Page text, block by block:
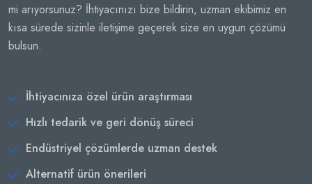
mi arıyorsunuz? İhtiyacınızı bize bildirin, uzman ekibimiz en
kısa sürede sizinle iletişime geçerek size en uygun çözümü
bulsun.
İhtiyacınıza özel ürün araştırması
Hızlı tedarik ve geri dönüş süreci
Endüstriyel çözümlerde uzman destek
Alternatif ürün önerileri